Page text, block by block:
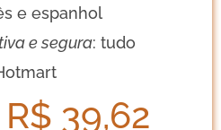
e espanhol
e segura: tudo
39,62